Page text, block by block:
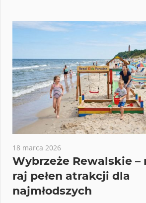
18 marca 2026
Wybrzeże Rewalskie –
raj pełen atrakcji dla
najmłodszych